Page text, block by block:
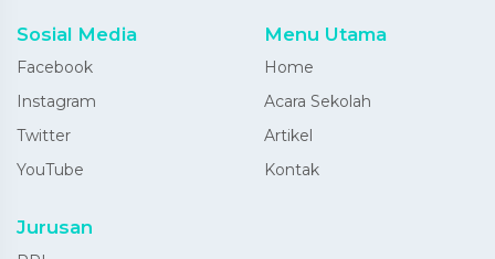
Sosial Media
Facebook
Instagram
Twitter
YouTube
Menu Utama
Home
Acara Sekolah
Artikel
Kontak
Jurusan